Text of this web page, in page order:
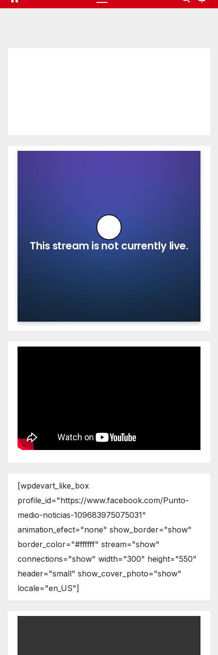
[wpdevart_like_box
profile_id="https://www.facebook.com/Punto-
medio-noticias-109683975075031"
animation_efect="none" show_border="show"
border_color="#ffffff" stream="show"
connections="show" width="300" height="550"
header="small" show_cover_photo="show"
locale="en_US"]